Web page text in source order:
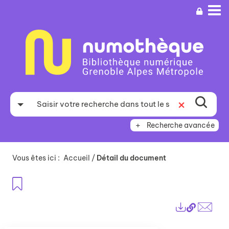
recherche
Recherche avancée
Vous êtes ici : Accueil / Détail du document
Lien